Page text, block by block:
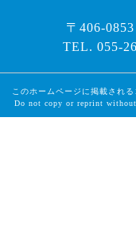
〒406-
TEL. 055-
このホームページに掲載され
Do not copy or reprint